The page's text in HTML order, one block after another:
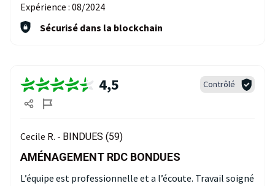
Expérience : 08/2024
Sécurisé dans la blockchain
4,5 Contrôlé
Cecile R. - BINDUES (59)
AMÉNAGEMENT RDC BONDUES
L’équipe est professionnelle et a l’écoute. Travail soigné